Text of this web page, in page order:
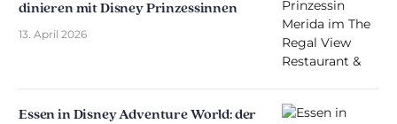
dinieren mit Disney Prinzessinnen
13. April 2026
Essen in Disney Adventure World: der